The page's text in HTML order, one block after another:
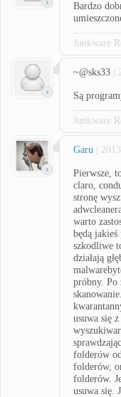
Bardzo
Junkware
~@sks33
Są
Junkware
Garu |
Pierwsze,
claro,
stronę
warto
będą jakieś
szkodliwe
działają
próbny. Po
usuwa się
folderów
folderów,
folderów.
usuwa się.